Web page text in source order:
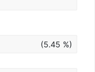
(5.45 %)